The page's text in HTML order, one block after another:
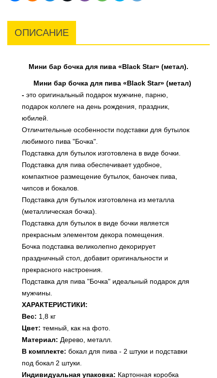
ОПИСАНИЕ
Мини бар бочка для пива «Black Star» (метал).
Мини бар бочка для пива «Black Star» (метал)
- это оригинальный подарок мужчине, парню,
подарок коллеге на день рождения, праздник,
юбилей.
Отличительные особенности подставки для бутылок
любимого пива "Бочка".
Подставка для бутылок изготовлена в виде бочки.
Подставка для пива обеспечивает удобное,
компактное размещение бутылок, баночек пива,
чипсов и бокалов.
Подставка для бутылок изготовлена из металла
(металлическая бочка).
Подставка для бутылок в виде бочки является
прекрасным элементом декора помещения.
Бочка подставка великолепно декорирует
праздничный стол, добавит оригинальности и
прекрасного настроения.
Подставка для пива "Бочка" идеальный подарок для
мужчины.
ХАРАКТЕРИСТИКИ:
Вес: 1,8 кг
Цвет: темный, как на фото.
Материал: Дерево, металл.
В комплекте: бокал для пива - 2 штуки и подставки
под бокал 2 штуки.
Индивидуальная упаковка: Картонная коробка